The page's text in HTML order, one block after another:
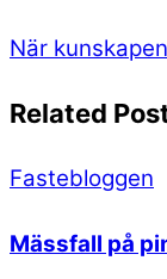
När
Related
Fastebloggen
Mässfall på